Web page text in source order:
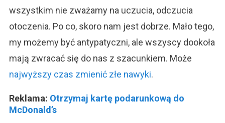
wszystkim nie zważamy na uczucia, odczucia
otoczenia. Po co, skoro nam jest dobrze. Mało tego,
my możemy być antypatyczni, ale wszyscy dookoła
mają zwracać się do nas z szacunkiem. Może
najwyższy czas zmienić złe nawyki.
Reklama: Otrzymaj kartę podarunkową do
McDonald’s